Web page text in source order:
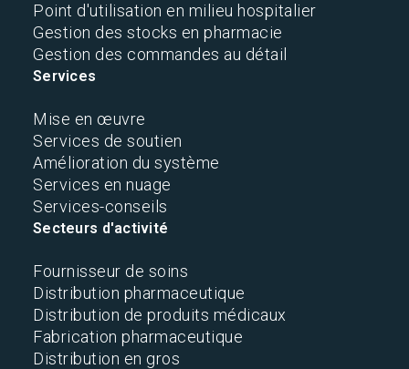
Point d'utilisation en milieu hospitalier
Gestion des stocks en pharmacie
Gestion des commandes au détail
Services
Mise en œuvre
Services de soutien
Amélioration du système
Services en nuage
Services-conseils
Secteurs d'activité
Fournisseur de soins
Distribution pharmaceutique
Distribution de produits médicaux
Fabrication pharmaceutique
Distribution en gros